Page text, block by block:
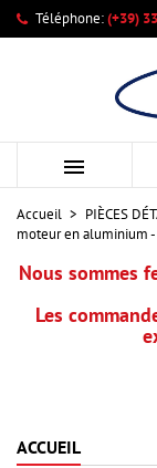
Téléphone:(+39)

Accueil PIÈCES
moteur en aluminium
Nous sommes
Les
ACCUEIL
Mes listes
Créer une
Créer une
Nom de la liste
Connexion
Vous devez
liste d'envies.